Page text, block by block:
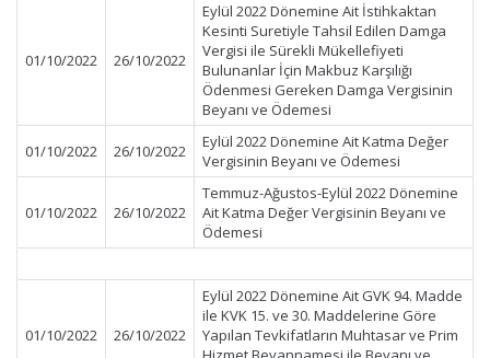
01/10/2022 26/10/2022
Eylül 2022 Dönemine Ait İstihkaktan
Kesinti Suretiyle Tahsil Edilen Damga
Vergisi ile Sürekli Mükellefiyeti
Bulunanlar İçin Makbuz Karşılığı
Ödenmesi Gereken Damga Vergisinin
Beyanı ve Ödemesi
01/10/2022 26/10/2022
Eylül 2022 Dönemine Ait Katma Değer
Vergisinin Beyanı ve Ödemesi
01/10/2022 26/10/2022
Temmuz-Ağustos-Eylül 2022 Dönemine
Ait Katma Değer Vergisinin Beyanı ve
Ödemesi
01/10/2022 26/10/2022
Eylül 2022 Dönemine Ait GVK 94. Madde
ile KVK 15. ve 30. Maddelerine Göre
Yapılan Tevkifatların Muhtasar ve Prim